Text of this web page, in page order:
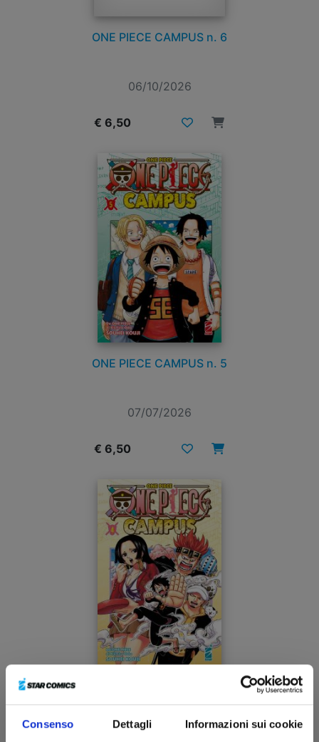
Consenso Dettagli Informazioni sui cookie
ONE PIECE CAMPUS n. 6
06/10/2026
€ 6,50
ONE PIECE CAMPUS n. 5
07/07/2026
€ 6,50